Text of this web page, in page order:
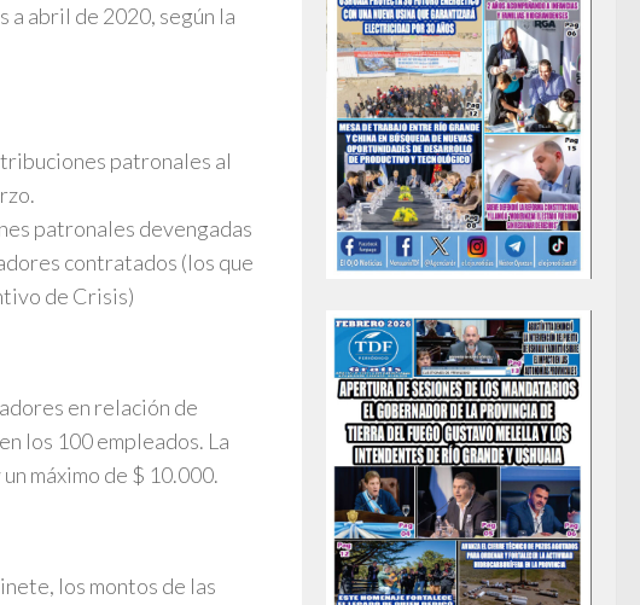
a abril de 2020, según la
patronales al
patronales devengadas
contratados (los que
de Crisis)
en relación de
los 100 empleados. La
máximo de $ 10.000.
los montos de las